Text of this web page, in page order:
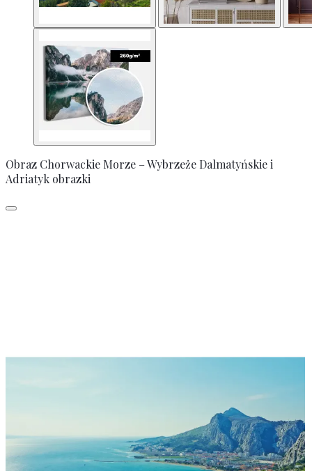
Obraz Chorwackie Morze – Wybrzeże Dalmatyńskie i
Adriatyk obrazki